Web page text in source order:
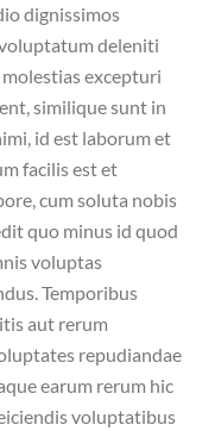
dignissimos
deleniti
excepturi
similique sunt in
id est laborum et
facilis est et
cum soluta nobis
quo minus id quod
voluptas
Temporibus
aut rerum
repudiandae
earum rerum hic
voluptatibus